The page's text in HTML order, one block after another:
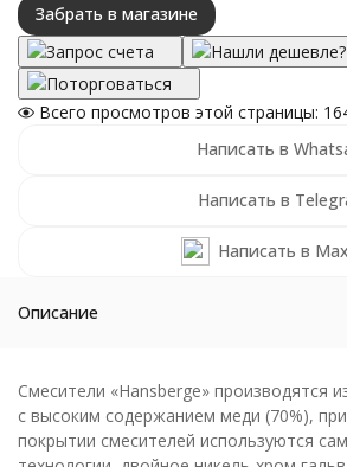
Забрать в магазине
Запрос счета
Нашли дешевле?
Поторговаться
Всего просмотров этой страницы:
Написать в
Написать в
Написать в Max
Описание
Смесители «Hansberge» производятся
с высоким содержанием меди (70%),
покрытии смесителей используются